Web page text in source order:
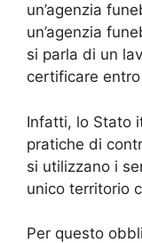
un’agenzia
un’agenzia
si parla di un
certificare
Infatti, lo Stato
pratiche di
si utilizzano i
unico territorio
Per questo